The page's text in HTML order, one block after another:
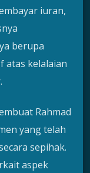
iuran,
berupa
atas kelalaian
Rahmad
yang telah
sepihak.
aspek